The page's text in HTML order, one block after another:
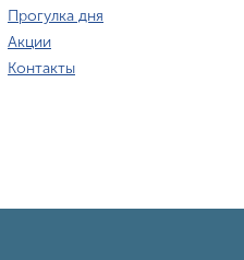
Прогулка дня
Акции
Контакты